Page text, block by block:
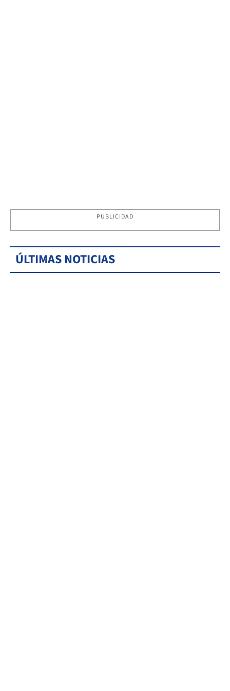
PUBLICIDAD
ÚLTIMAS NOTICIAS